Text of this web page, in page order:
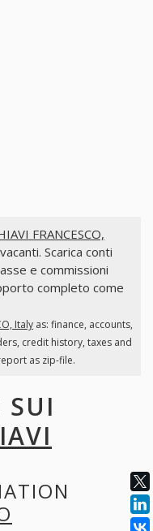
FRANCESCO,
Scarica conti
e commissioni
completo come
Italyas: finance, accounts,
credit history, taxes and
as zip-file.
SUI